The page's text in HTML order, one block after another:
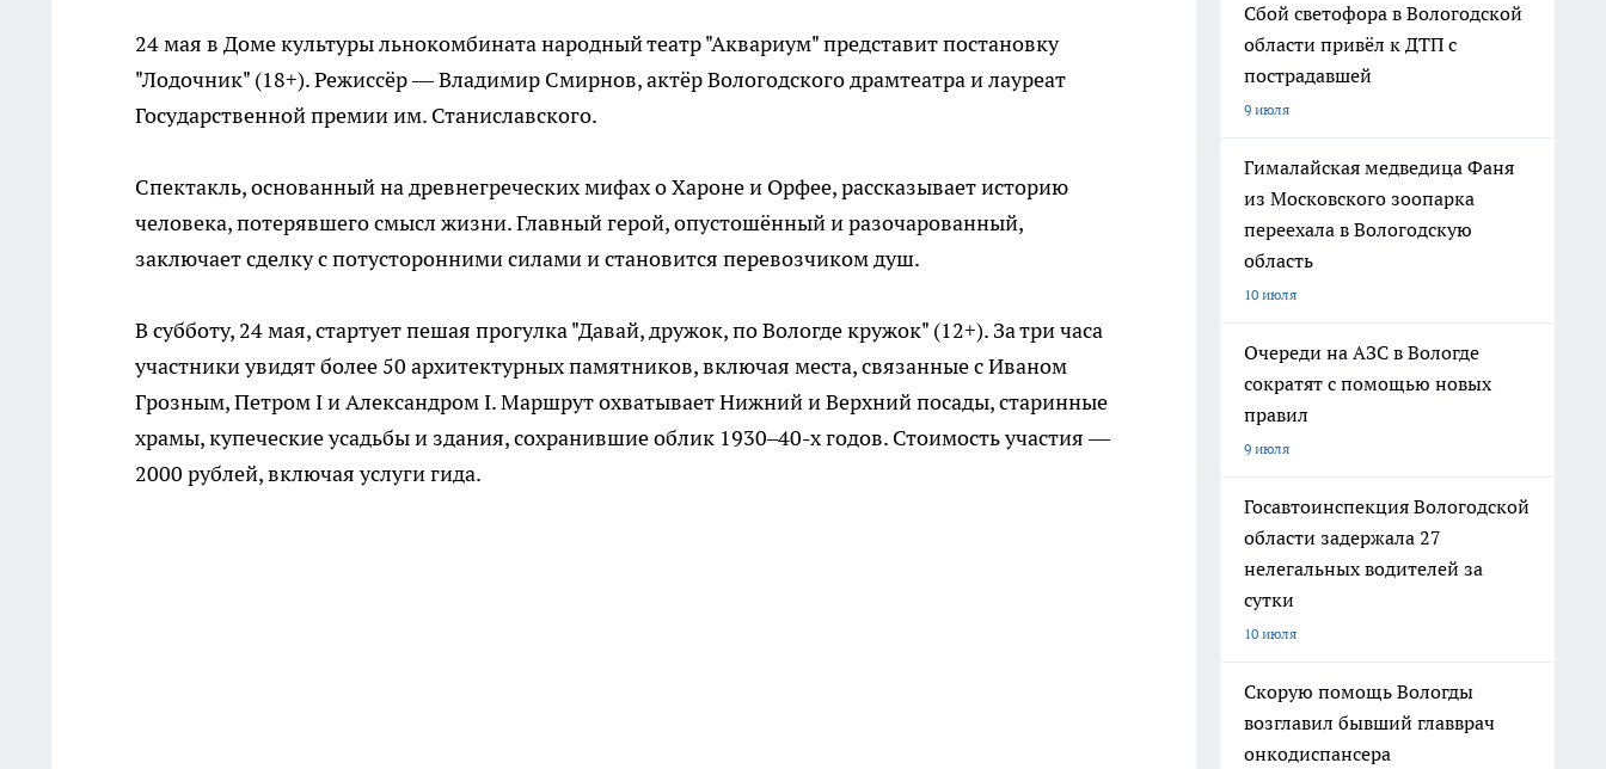
24 мая в Доме культуры льнокомбината народный театр "Аквариум" представит постановку
"Лодочник" (18+). Режиссёр — Владимир Смирнов, актёр Вологодского драмтеатра и лауреат
Государственной премии им. Станиславского.
Спектакль, основанный на древнегреческих мифах о Хароне и Орфее, рассказывает историю
человека, потерявшего смысл жизни. Главный герой, опустошённый и разочарованный,
заключает сделку с потусторонними силами и становится перевозчиком душ.
В субботу, 24 мая, стартует пешая прогулка "Давай, дружок, по Вологде кружок" (12+). За три часа
участники увидят более 50 архитектурных памятников, включая места, связанные с Иваном
Грозным, Петром I и Александром I. Маршрут охватывает Нижний и Верхний посады, старинные
храмы, купеческие усадьбы и здания, сохранившие облик 1930–40-х годов. Стоимость участия —
2000 рублей, включая услуги гида.
Сбой светофора в Вологодской
области привёл к ДТП с
пострадавшей
9 июля
Гималайская медведица Фаня
из Московского зоопарка
переехала в Вологодскую
область
10 июля
Очереди на АЗС в Вологде
сократят с помощью новых
правил
9 июля
Госавтоинспекция Вологодской
области задержала 27
нелегальных водителей за
сутки
10 июля
Скорую помощь Вологды
возглавил бывший главврач
онкодиспансера